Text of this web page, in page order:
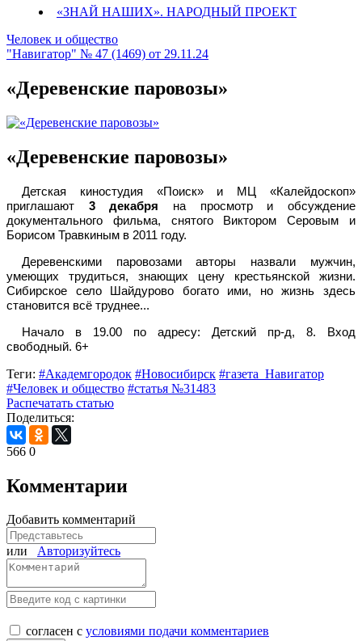
«ЗНАЙ НАШИХ». НАРОДНЫЙ ПРОЕКТ
Человек и общество
"Навигатор" № 47 (1469) от 29.11.24
«Деревенские паровозы»
«Деревенские паровозы»
Детская киностудия «Поиск» и МЦ «Калейдоскоп»
приглашают 3декабря на просмотр и обсуждение
документального фильма, снятого Виктором Серовым и
Борисом Травкиным в 2011 году.
Деревенскими паровозами авторы назвали мужчин,
умеющих трудиться, знающих цену крестьянской жизни.
Сибирское село Шайдурово богато ими, но жизнь здесь
становится всё труднее...
Начало в 19.00 по адресу: Детский пр-д, 8. Вход
свободный. 6+
Теги: #Академгородок #Новосибирск #газета_Навигатор
#Человек и общество #статья №31483
Распечатать статью
Поделиться:
566 0
Комментарии
Добавить комментарий
или Авторизуйтесь
согласен с условиями подачи комментариев